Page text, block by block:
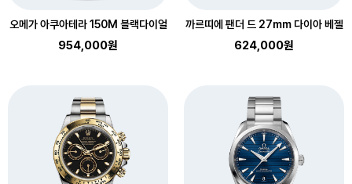
오메가 아쿠아테라 150M 블랙다이얼
954,000원
까르띠에 팬더 드 27mm 다이아 베젤
624,000원